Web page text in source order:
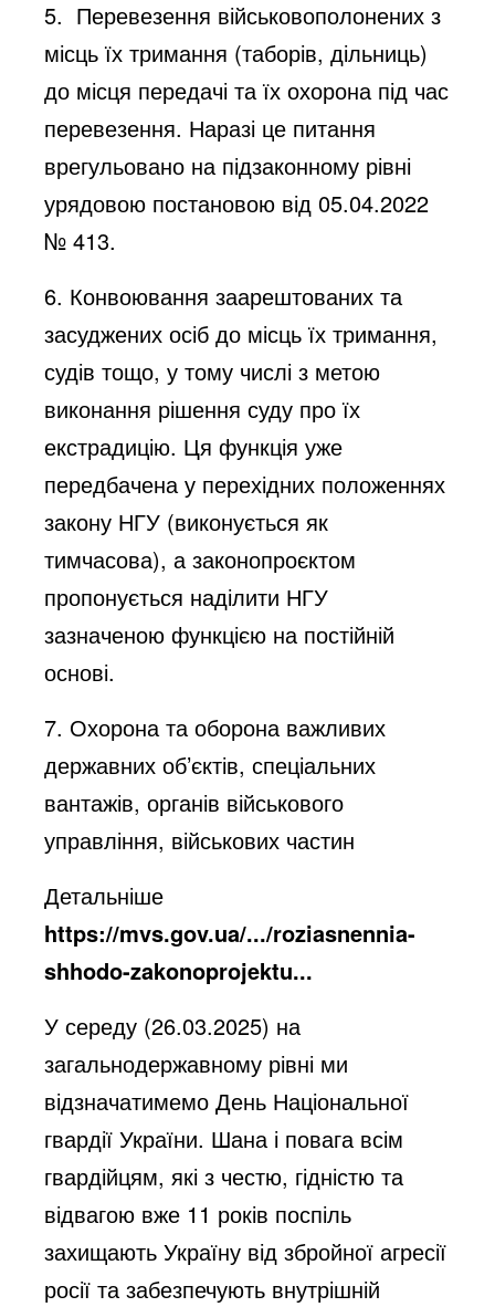
5. ⁠⁠ ⁠Перевезення військовополонених з
місць їх тримання (таборів, дільниць)
до місця передачі та їх охорона під час
перевезення. Наразі це питання
врегульовано на підзаконному рівні
урядовою постановою від 05.04.2022
№ 413.
6. ⁠⁠Конвоювання заарештованих та
засуджених осіб до місць їх тримання,
судів тощо, у тому числі з метою
виконання рішення суду про їх
екстрадицію. Ця функція уже
передбачена у перехідних положеннях
закону НГУ (виконується як
тимчасова), а законопроєктом
пропонується наділити НГУ
зазначеною функцією на постійній
основі.
7. Охорона та оборона важливих
державних об’єктів, спеціальних
вантажів, органів військового
управління, військових частин
Детальніше
https://mvs.gov.ua/.../roziasnennia-
shhodo-zakonoprojektu...
У середу (26.03.2025) на
загальнодержавному рівні ми
відзначатимемо День Національної
гвардії України. Шана і повага всім
гвардійцям, які з честю, гідністю та
відвагою вже 11 років поспіль
захищають Україну від збройної агресії
росії та забезпечують внутрішній